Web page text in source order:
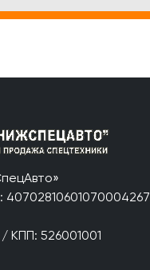
40702810601070004267
КПП: 526001001